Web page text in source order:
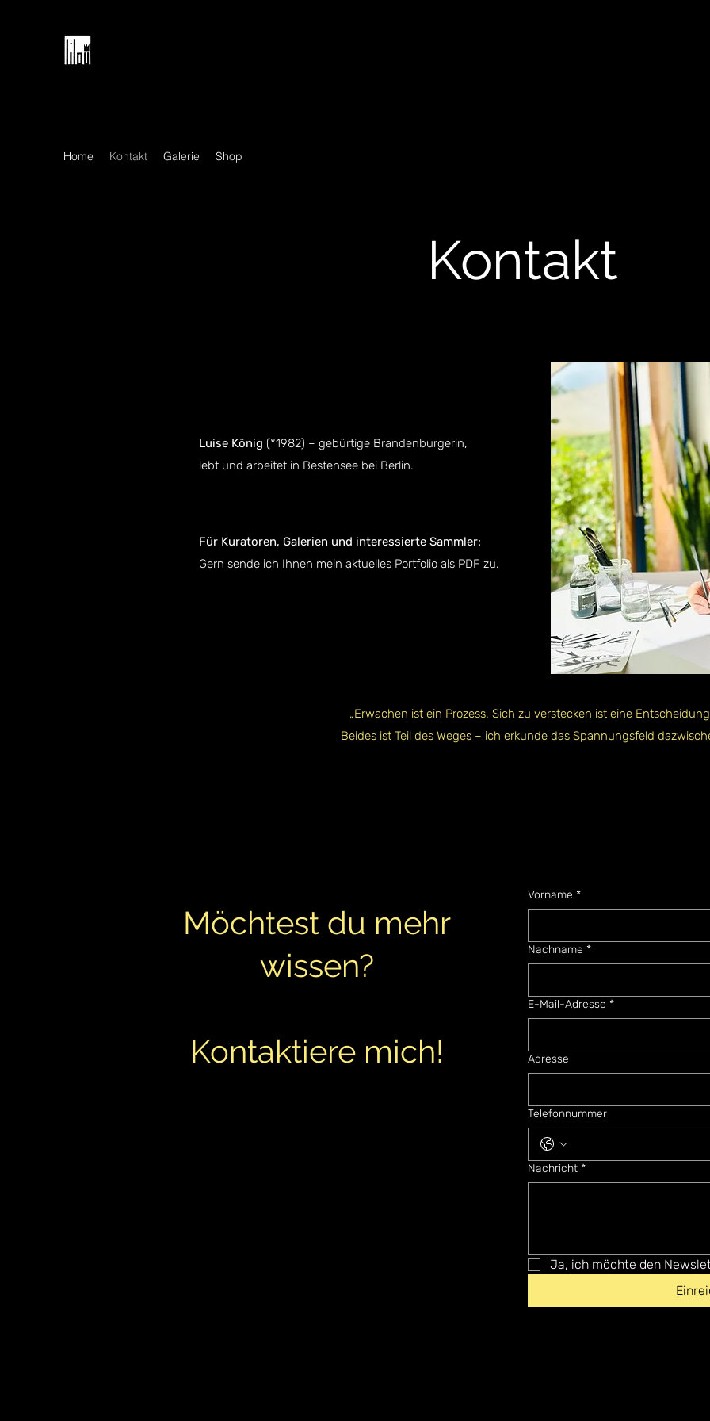
Home Kontakt Galerie Shop
Kontakt
Luise König (*1982) – gebürtige Brandenburgerin,
lebt und arbeitet in Bestensee bei Berlin.
Für Kuratoren, Galerien und interessierte Sammler:
Gern sende ich Ihnen mein aktuelles Portfolio als PDF zu.
„Erwachen ist ein Prozess. Sich zu verstecken ist eine
Beides ist Teil des Weges – ich erkunde das Spannungsfeld
Möchtest du mehr
wissen?
Kontaktiere mich!
Vorname *
Nachname *
E-Mail-Adresse *
Adresse
Telefonnummer
Nachricht *
Ja, ich möchte den